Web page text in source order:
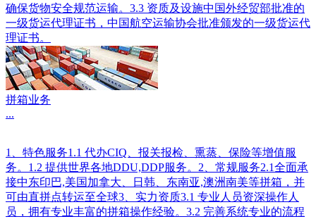
确保货物安全规范运输。3.3 资质及设施中国外经贸部批准的
一级货运代理证书，中国航空运输协会批准颁发的一级货运代
理证书。
拼箱业务
...
1、特色服务1.1 代办CIQ、报关报检、熏蒸、保险等增值服
务。1.2 提供世界各地DDU,DDP服务。2、常规服务2.1全面承
接中东印巴,美国加拿大、日韩、东南亚,澳洲南美等拼箱，并
可由直拼点转运至全球3、实力资质3.1 专业人员资深操作人
员，拥有专业丰富的拼箱操作经验。3.2 完善系统专业的流程